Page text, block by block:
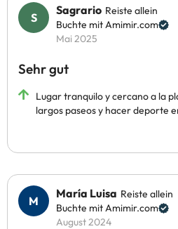
Sagrario Reiste allein
Buchte mit Amimir.com
Mai 2025
Sehr gut
Lugar tranquilo y cercano a la
largos paseos y hacer deporte
María Luisa Reiste allein
Buchte mit Amimir.com
August 2024